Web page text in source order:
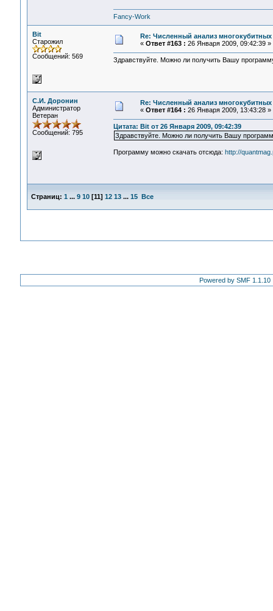
Fancy-Work
Bit
Старожил
Сообщений: 569
Re: Численный анализ многокубитных
« Ответ #163 : 26 Января 2009, 09:42:39 »
Здравствуйте. Можно ли получить Вашу
С.И. Доронин
Администратор
Ветеран
Сообщений: 795
Re: Численный анализ многокубитных
« Ответ #164 : 26 Января 2009, 13:43:28 »
Цитата: Bit от 26 Января 2009, 09:42:39
Здравствуйте. Можно ли получить Вашу
Программу можно скачать отсюда: http://
Страниц: 1 ... 9 10[11] 12 13 ... 15 Все
Powered by SMF 1.1.10